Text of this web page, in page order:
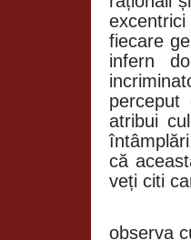
fiecare
infern
atribui
că
veți citi
Și
observa